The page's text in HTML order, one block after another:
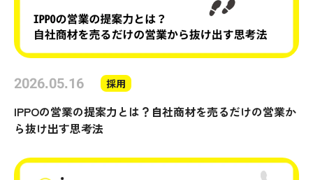
2026.05.16 採用
IPPOの営業の提案力とは？自社商材を売るだけの営業か
ら抜け出す思考法